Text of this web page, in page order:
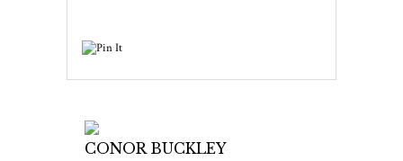
CONOR BUCKLEY